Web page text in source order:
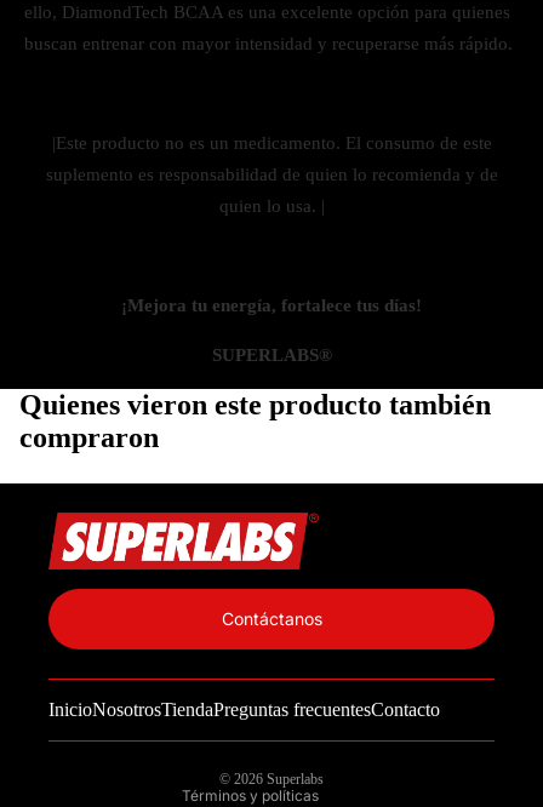
ello, DiamondTech BCAA es una excelente opción para quienes
buscan entrenar con mayor intensidad y recuperarse más rápido.
|Este producto no es un medicamento. El consumo de este
suplemento es responsabilidad de quien lo recomienda y de
quien lo usa. |
¡Mejora tu energía, fortalece tus días!
SUPERLABS®
Quienes vieron este producto también
compraron
InicioNosotrosTiendaPreguntas frecuentesContacto
Contáctanos
© 2026 Superlabs
Términos y políticas
Información de contacto
Política de reembolso
Términos del servicio
Política de envío